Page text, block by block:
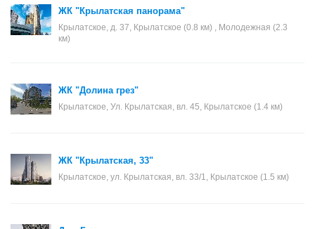
ЖК "Крылатская панорама"
Крылатское, д. 37, Крылатское (0.8 км) , Молодежная (2.3
км)
ЖК "Долина грез"
Крылатское, Ул. Крылатская, вл. 45, Крылатское (1.4 км)
ЖК "Крылатская, 33"
Крылатское, ул. Крылатская, вл. 33/1, Крылатское (1.5 км)